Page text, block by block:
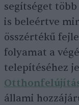
segítséget
is beleértve
összértékű
folyamat a
telepítéséhez
állami